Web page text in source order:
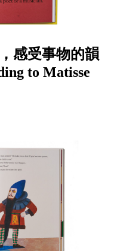
感受事物的韻
to Matisse